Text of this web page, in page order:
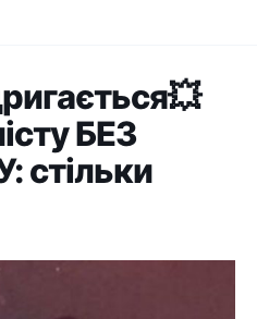
БEЗ
cтільки